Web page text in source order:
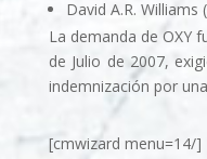
David A.R. Williams
La demanda de OXY
de Julio de 2007,
indemnización por
[cmwizard menu=14/]